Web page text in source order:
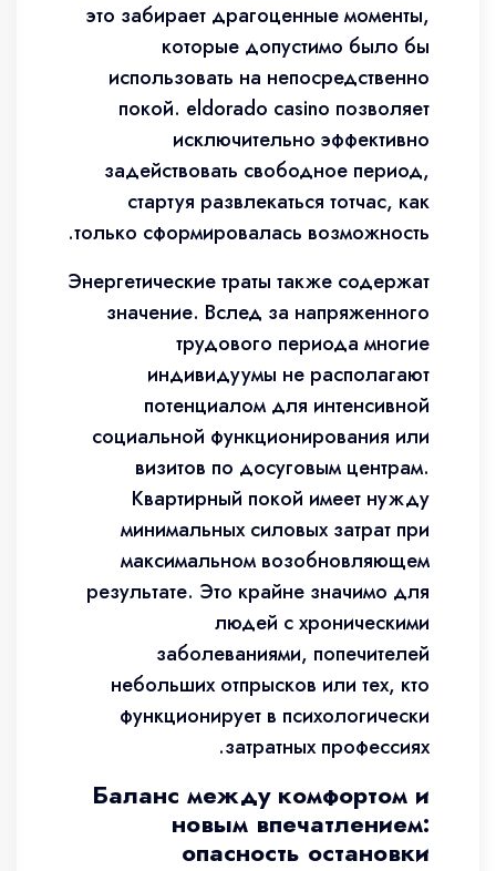
это забирает драгоценные моменты,
которые допустимо было бы
использовать на непосредственно
покой. eldorado casino позволяет
исключительно эффективно
задействовать свободное период,
стартуя развлекаться тотчас, как
только сформировалась возможность.
Энергетические траты также содержат
значение. Вслед за напряженного
трудового периода многие
индивидуумы не располагают
потенциалом для интенсивной
социальной функционирования или
визитов по досуговым центрам.
Квартирный покой имеет нужду
минимальных силовых затрат при
максимальном возобновляющем
результате. Это крайне значимо для
людей с хроническими
заболеваниями, попечителей
небольших отпрысков или тех, кто
функционирует в психологически
затратных профессиях.
Баланс между комфортом и
новым впечатлением:
опасность остановки